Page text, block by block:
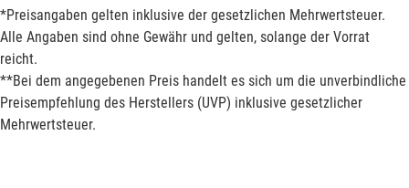
*Preisangaben gelten inklusive der gesetzlichen Mehrwertsteuer.
Alle Angaben sind ohne Gewähr und gelten, solange der Vorrat
reicht.
**Bei dem angegebenen Preis handelt es sich um die unverbindliche
Preisempfehlung des Herstellers (UVP) inklusive gesetzlicher
Mehrwertsteuer.